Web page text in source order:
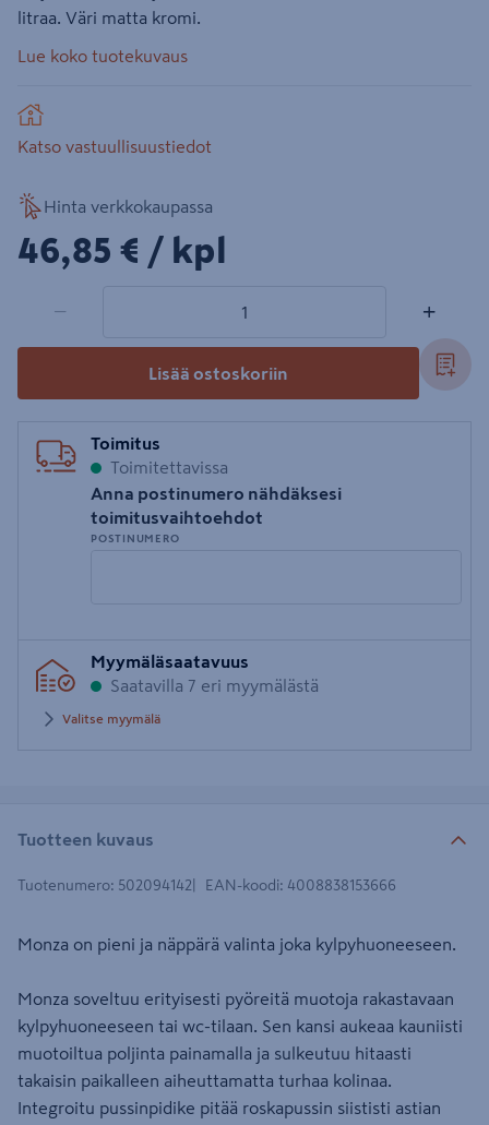
litraa. Väri matta kromi.
Lue koko tuotekuvaus
Katso vastuullisuustiedot
Hinta verkkokaupassa
46,85€/kpl
46,85 € / kpl
− +
Lisää ostoskoriin
Toimitus
Toimitettavissa
Anna postinumero nähdäksesi
toimitusvaihtoehdot
POSTINUMERO
postinumero
Myymäläsaatavuus
Saatavilla 7 eri myymälästä
Valitse myymälä
Tuotteen kuvaus
Tuotenumero: 502094142 EAN-koodi: 4008838153666
Monza on pieni ja näppärä valinta joka kylpyhuoneeseen.
Monza soveltuu erityisesti pyöreitä muotoja rakastavaan
kylpyhuoneeseen tai wc-tilaan. Sen kansi aukeaa kauniisti
muotoiltua poljinta painamalla ja sulkeutuu hitaasti
takaisin paikalleen aiheuttamatta turhaa kolinaa.
Integroitu pussinpidike pitää roskapussin siististi astian